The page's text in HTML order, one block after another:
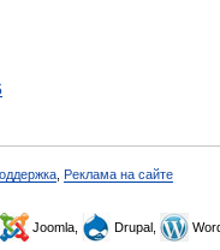
Реклама на сайте
Joomla, Drupal,